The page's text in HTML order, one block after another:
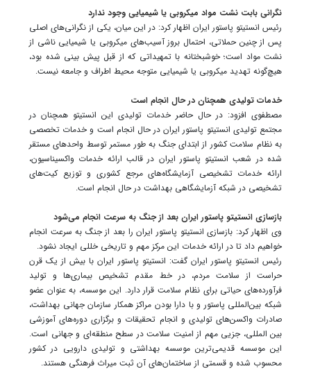
نگرانی بابت نشت مواد میکروبی یا شیمیایی وجود ندارد
رئیس انستیتو پاستور ایران اظهار کرد: در این میان، یکی از نگرانی‌های اصلی
پس از چنین حملاتی، احتمال بروز آسیب‌های میکروبی یا شیمیایی ناشی از
نشت مواد است؛ خوشبختانه با تمهیداتی که از قبل پیش بینی شده بود،
هیچ‌گونه تهدید میکروبی یا شیمیایی متوجه محیط اطراف و جامعه نیست.
خدمات تولیدی همچنان در حال انجام است
مصطفوی افزود: در حال حاضر خدمات تولیدی این انستیتو همچنان در
مجتمع تولیدی انستیتو پاستور ایران در حال انجام است و خدمات تخصصی
به نظام سلامت کشور از ابتدای جنگ به طور مستمر توسط واحدهای مستقر
شده در شعب انستیتو پاستور ایران در قالب ارائه خدمات واکسیناسیون،
ارائه خدمات تشخیصی آزمایشگاه‌های مرجع کشوری و توزیع کیت‌های
تشخیصی در شبکه آزمایشگاهی بهداشت در حال انجام است.
بازسازی انستیتو پاستور ایران بعد از جنگ به سرعت انجام می‌شود
وی اظهار کرد: بازسازی انستیتو پاستور ایران را بعد از جنگ به سرعت انجام
خواهیم داد تا در ارائه خدمات این مرکز مهم و تاریخی خللی ایجاد نشود.
رئیس انستیتو پاستور ایران گفت: انستیتو پاستور ایران با بیش از یک قرن
حراست از سلامت مردم، در خط مقدم تشخیص بیماری‌ها و تولید
فرآورده‌های حیاتی برای نظام سلامت قرار دارد. این موسسه، به عنوان عضو
شبکه بین‌المللی پاستور و با دارا بودن مراکز همکار سازمان جهانی بهداشت،
صادرات واکسن‌های تولیدی و انجام تحقیقات و برگزاری دوره‌های آموزشی
بین المللی، جزیی مهم از امنیت سلامت در سطح منطقه‌ای و جهانی است.
این موسسه قدیمی‌ترین موسسه بهداشتی و تولیدی دارویی در کشور
محسوب شده و قسمتی از ساختمان‌های آن ثبت میراث فرهنگی هستند.